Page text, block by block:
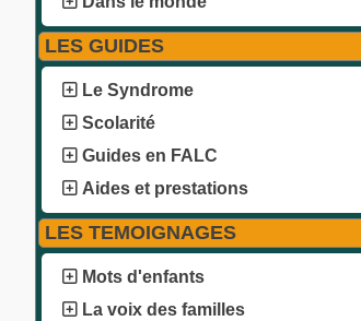
LES GUIDES
Le Syndrome
Scolarité
Guides en FALC
Aides et prestations
LES TEMOIGNAGES
Mots d'enfants
La voix des familles